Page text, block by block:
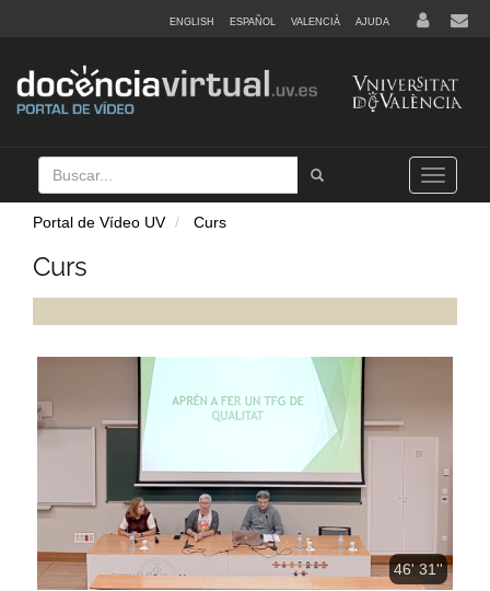
ENGLISH ESPAÑOL VALENCIÀ AJUDA
Buscar
Tramet
Toggle
navigation
Portal de Vídeo UV Curs
Curs
46' 31''